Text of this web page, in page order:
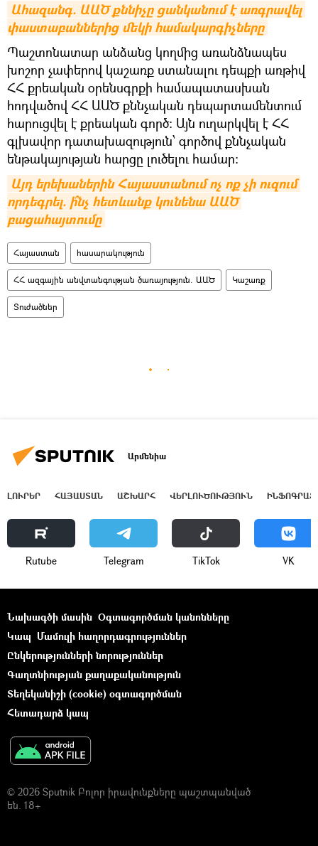
Ահազանգ. ԱԱԾ քննիչը ցանկանում է առգրավել
փաստաբաններից մեկի համակարգիչները
Պաշտոնատար անձանց կողմից առանձնապես
խոշոր չափերով կաշառք ստանալու դեպքի առթիվ
ՀՀ քրեական օրենսգրքի համապատասխան
հոդվածով ՀՀ ԱԱԾ քննչական դեպարտամենտում
հարուցվել է քրեական գործ։ Այն ուղարկվել է ՀՀ
գլխավոր դատախազություն՝ գործով քննչական
ենթակայության հարցը լուծելու համար:
Այդ երեխաներին Հայաստանում ոչ ոք չի ուզում
որդեգրել. ի՞նչ հետևանք կունենա ԱԱԾ
բացահայտումը
Հայաստան հասարակություն
ՀՀ ազգային անվտանգության ծառայություն. ԱԱԾ Կաշառք
Տուժածներ
Արմենիա
ԼՈՒՐԵՐ ՀԱՅԱՍՏԱՆ ԱՇԽԱՐՀ ՎԵՐԼՈՒԾՈՒԹՅՈՒՆ
Rutube Telegram ТikТоk VK
Նախագծի մասին Օգտագործման կանոնները
Կապ Մամուլի հաղորդագրություններ
Ընկերությունների նորություններ
Գաղտնիության քաղաքականություն
Տեղեկանիշի (cookie) օգտագործման
Հետադարձ կապ
© 2026 Sputnik Բոլոր իրավունքները պաշտպանված
են. 18+